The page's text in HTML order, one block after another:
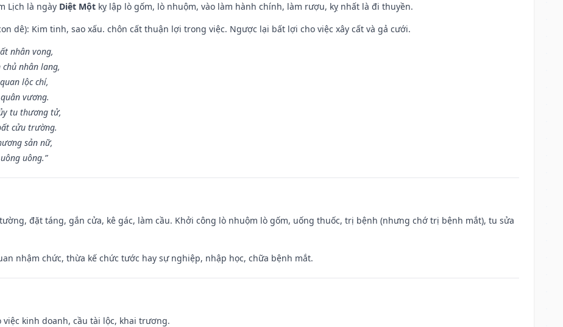
Lịch là ngày Diệt Một kỵ lập lò gốm, lò nhuộm, vào làm hành chính, làm rượu, kỵ nhất là đi thuyền.
dê): Kim tinh, sao xấu. chôn cất thuận lợi trong việc. Ngược lại bất lợi cho việc xây cất và gả cưới.
nhân vong,
nhân lang,
lộc chí,
vương.
tu thương tử,
cửu trường.
sản nữ,
uông.”
đặt táng, gắn cửa, kê gác, làm cầu. Khởi công lò nhuộm lò gốm, uống thuốc, trị bệnh (nhưng chớ trị bệnh mắt), tu sửa
nhậm chức, thừa kế chức tước hay sự nghiệp, nhập học, chữa bệnh mắt.
việc kinh doanh, cầu tài lộc, khai trương.